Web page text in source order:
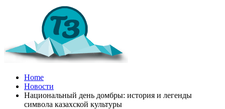
Home
Новости
Национальный день домбры: история и легенды
символа казахской культуры